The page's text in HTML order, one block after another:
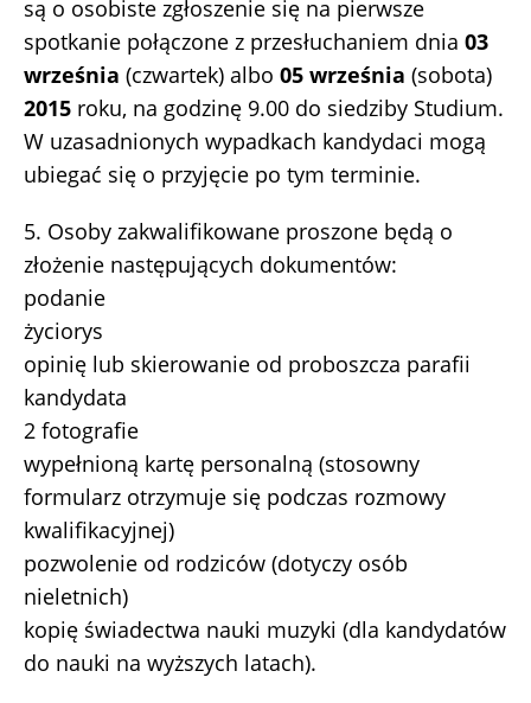
są o osobiste zgłoszenie się na pierwsze
spotkanie połączone z przesłuchaniem dnia 03
września (czwartek) albo 05 września (sobota)
2015 roku, na godzinę 9.00 do siedziby Studium.
W uzasadnionych wypadkach kandydaci mogą
ubiegać się o przyjęcie po tym terminie.
5. Osoby zakwalifikowane proszone będą o
złożenie następujących dokumentów:
podanie
życiorys
opinię lub skierowanie od proboszcza parafii
kandydata
2 fotografie
wypełnioną kartę personalną (stosowny
formularz otrzymuje się podczas rozmowy
kwalifikacyjnej)
pozwolenie od rodziców (dotyczy osób
nieletnich)
kopię świadectwa nauki muzyki (dla kandydatów
do nauki na wyższych latach).